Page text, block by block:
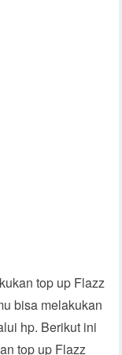
top up Flazz
bisa melakukan
hp. Berikut ini
top up Flazz